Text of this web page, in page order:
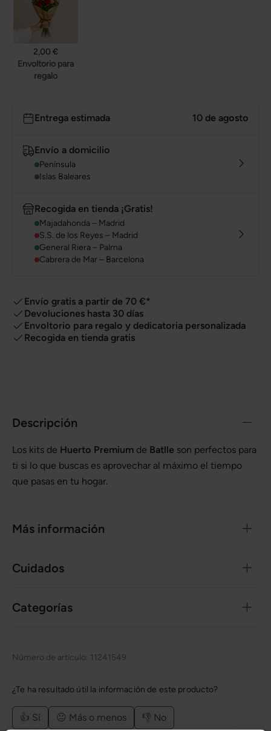
2,00 €
Envoltorio para
regalo
Entrega estimada 10 de agosto
Envío a domicilio
Península
Islas Baleares
Recogida en tienda ¡Gratis!
Majadahonda – Madrid
S.S. de los Reyes – Madrid
General Riera – Palma
Cabrera de Mar – Barcelona
Envío gratis a partir de 70 €*
Devoluciones hasta 30 días
Envoltorio para regalo y dedicatoria personalizada
Recogida en tienda gratis
Descripción
Los kits de Huerto Premium de Batlle son perfectos para
ti si lo que buscas es aprovechar al máximo el tiempo
que pasas en tu hogar.
Más información
Cuidados
Categorías
Número de artículo: 11241549
¿Te ha resultado útil la información de este producto?
👍 Sí 😐 Más o menos 👎 No